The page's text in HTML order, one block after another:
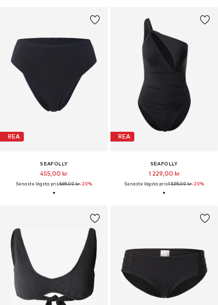
REA
SEAFOLLY
455,00 kr
Senaste lägsta pris:569,00 kr-20%
REA
SEAFOLLY
1 229,00 kr
Senaste lägsta pris:1 539,00 kr-20%